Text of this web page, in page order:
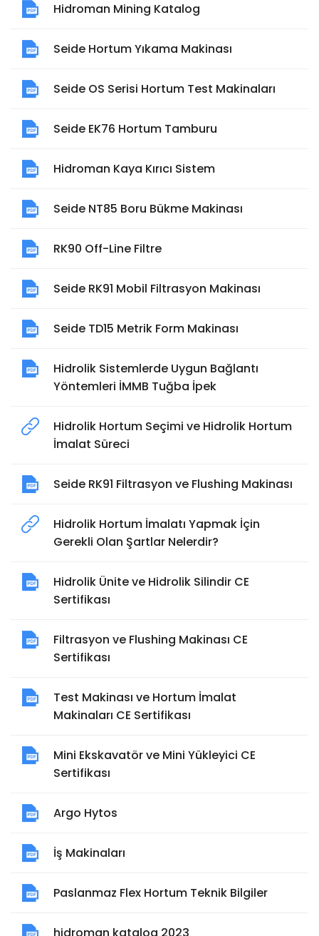
Hidroman Mining Katalog
Seide Hortum Yıkama Makinası
Seide OS Serisi Hortum Test Makinaları
Seide EK76 Hortum Tamburu
Hidroman Kaya Kırıcı Sistem
Seide NT85 Boru Bükme Makinası
RK90 Off-Line Filtre
Seide RK91 Mobil Filtrasyon Makinası
Seide TD15 Metrik Form Makinası
Hidrolik Sistemlerde Uygun Bağlantı
Yöntemleri İMMB Tuğba İpek
Hidrolik Hortum Seçimi ve Hidrolik Hortum
İmalat Süreci
Seide RK91 Filtrasyon ve Flushing Makinası
Hidrolik Hortum İmalatı Yapmak İçin
Gerekli Olan Şartlar Nelerdir?
Hidrolik Ünite ve Hidrolik Silindir CE
Sertifikası
Filtrasyon ve Flushing Makinası CE
Sertifikası
Test Makinası ve Hortum İmalat
Makinaları CE Sertifikası
Mini Ekskavatör ve Mini Yükleyici CE
Sertifikası
Argo Hytos
İş Makinaları
Paslanmaz Flex Hortum Teknik Bilgiler